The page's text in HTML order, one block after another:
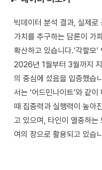
빅데이터 분석 결과, 실제로
가치를 추구하는 담론이 가
확산하고 있습니다.‘각할모
2026년 1월부터 3월까지
의 중심에 섰음을 입증했습
서는 ‘어드민나이트’와 같
때 집중력과 실행력이 높아
고 있으며, 타인이 열중하는
여의 장으로 활용되고 있습